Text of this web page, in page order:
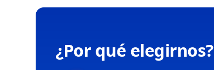
¿Por qué elegirnos?